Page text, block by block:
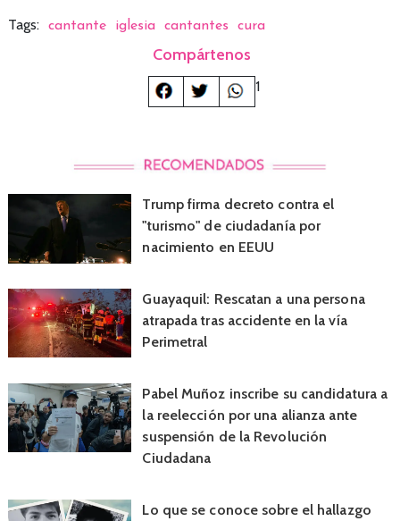
Tags: cantante iglesia cantantes cura
Compártenos
1
Trump firma decreto contra el
"turismo" de ciudadanía por
nacimiento en EEUU
Guayaquil: Rescatan a una persona
atrapada tras accidente en la vía
Perimetral
Pabel Muñoz inscribe su candidatura a
la reelección por una alianza ante
suspensión de la Revolución
Ciudadana
Lo que se conoce sobre el hallazgo